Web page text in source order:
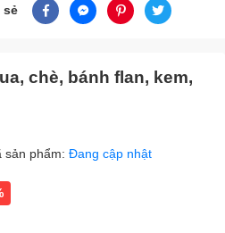
sẻ
chè, bánh flan, kem,
sản phẩm: Đang cập nhật